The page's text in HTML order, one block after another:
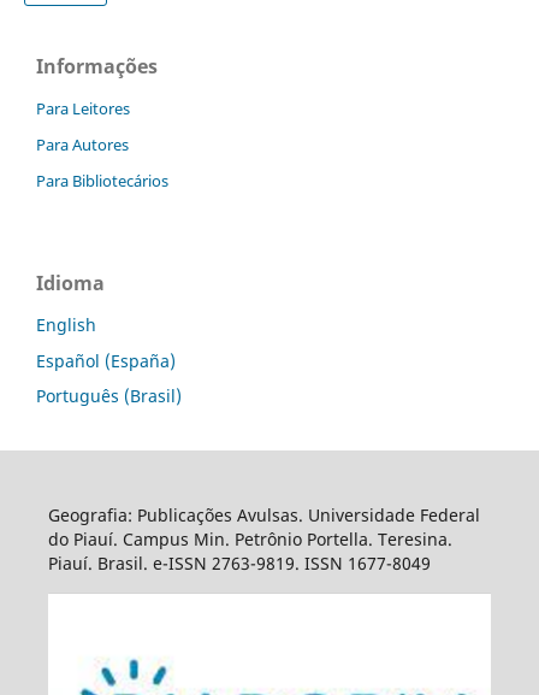
Informações
Para Leitores
Para Autores
Para Bibliotecários
Idioma
English
Español (España)
Português (Brasil)
Geografia: Publicações Avulsas. Universidade Federal
do Piauí. Campus Min. Petrônio Portella. Teresina.
Piauí. Brasil. e-ISSN 2763-9819. ISSN 1677-8049